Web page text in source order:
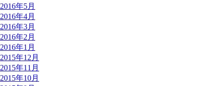
2016年5月
2016年4月
2016年3月
2016年2月
2016年1月
2015年12月
2015年11月
2015年10月